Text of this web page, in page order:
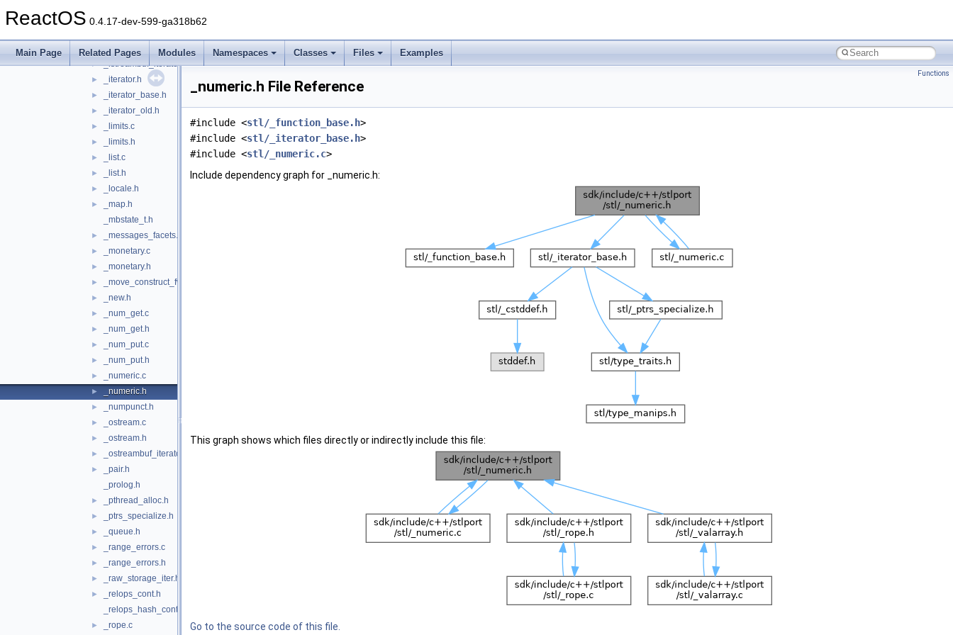
ReactOS 0.4.17-dev-599-ga318b62
Main Page Related Pages Modules Namespaces Classes Files Examples
► _iostream_string.h
► _istream.h
► _istreambuf_iterator.h
► _iterator.h
► _iterator_base.h
► _iterator_old.h
► _limits.c
► _limits.h
► _list.c
► _list.h
► _locale.h
►
_map.h
_mbstate_t.h
► _messages_facets.h
► _monetary.c
► _monetary.h
► _move_construct_fwk.h
► _new.h
► _num_get.c
► _num_get.h
► _num_put.c
► _num_put.h
► _numeric.c
► _numeric.h
► _numpunct.h
► _ostream.c
► _ostream.h
► _ostreambuf_iterator.h
►
_pair.h
_prolog.h
► _pthread_alloc.h
► _ptrs_specialize.h
► _queue.h
► _range_errors.c
► _range_errors.h
► _raw_storage_iter.h
►
_relops_cont.h
_relops_hash_cont.h
► _rope.c
Functions
_numeric.h File Reference
#include <stl/_function_base.h>
#include <stl/_iterator_base.h>
#include <stl/_numeric.c>
Include dependency graph for _numeric.h:
This graph shows which files directly or indirectly include this file:
Go to the source code of this file.